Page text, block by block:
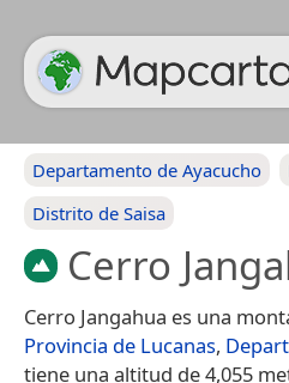
Departamento de Ayacucho
Distrito de Saisa
Cerro
Cerro Jangahua es una
Provincia de Lucanas,
tiene una altitud de 4,055